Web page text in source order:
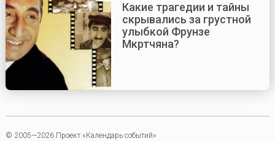
Какие трагедии и тайны
скрывались за грустной
улыбкой Фрунзе
Мкртчяна?
© 2005—2026 Проект «Календарь событий»